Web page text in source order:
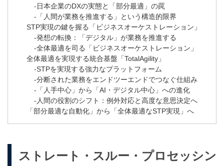
日本企業のDXの実態と「部分最適」の罠
「人間が業務を推進する」という構造的限界
STP実現の鍵を握る「ビジネスオーケストレーション」
発想の転換：「デジタル」が業務を推進する
全体最適を司る「ビジネスオーケストレーション」
全体最適を実現する統合基盤「TotalAgility」
STPを実現する強力なプラットフォーム
分断された業務をエンドツーエンドでつなぐ仕組み
「人手中心」から「AI・デジタル中心」への進化
人間の役割のシフト：例外対応と高度な意思決定へ
「部分最適な自動化」から「全体最適なSTP実現」へ
ストレート・スルー・プロセッシン